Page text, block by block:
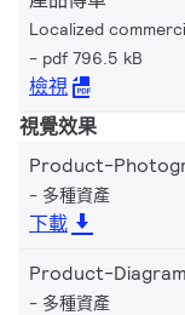
Localized
pdf 796.5 kB
檢視
視覺效果
Product-
多種資產
下載
Product-
多種資產